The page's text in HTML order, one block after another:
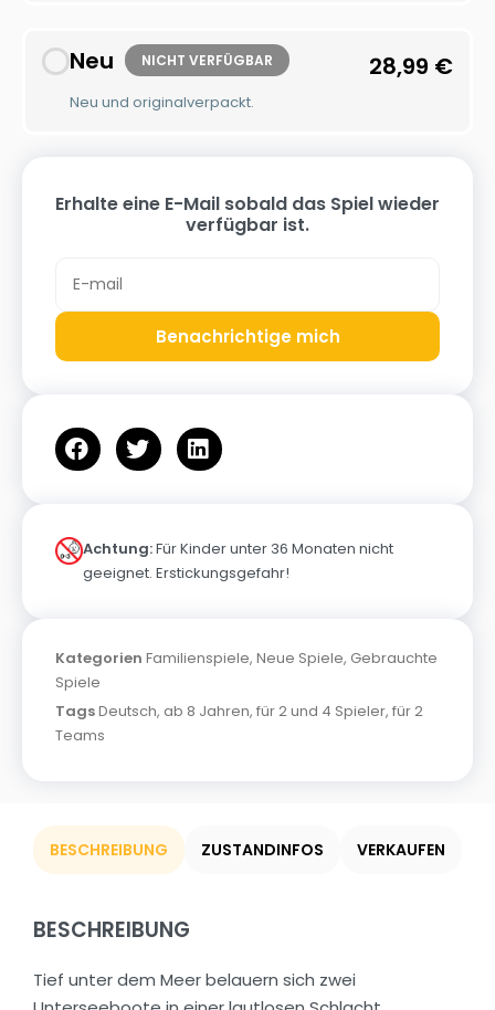
Neu NICHT VERFÜGBAR
Neu und originalverpackt.
28,99 €
Erhalte eine E-Mail sobald das Spiel wieder
verfügbar ist.
Benachrichtige mich
Achtung:Für Kinder unter 36 Monaten nicht
geeignet. Erstickungsgefahr!
Kategorien Familienspiele, Neue Spiele, Gebrauchte
Spiele
TagsDeutsch, ab 8 Jahren, für 2 und 4 Spieler, für 2
Teams
BESCHREIBUNG ZUSTANDINFOS VERKAUFEN
BESCHREIBUNG
Tief unter dem Meer belauern sich zwei